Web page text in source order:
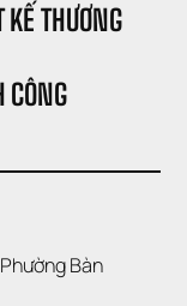
KẾ THƯƠNG
CÔNG
Bàn